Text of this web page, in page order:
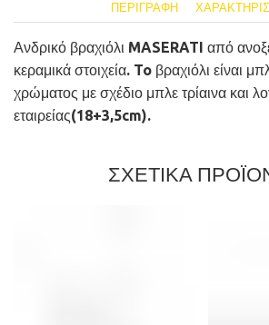
ΠΕΡΙΓΡΑΦΉ
Ανδρικό βραχιόλι MASERATI από
κεραμικά στοιχεία. To βραχιόλι είναι
χρώματος με σχέδιο μπλε τρίαινα και
εταιρείας(18+3,5cm).
ΣΧΕΤΙΚΑ